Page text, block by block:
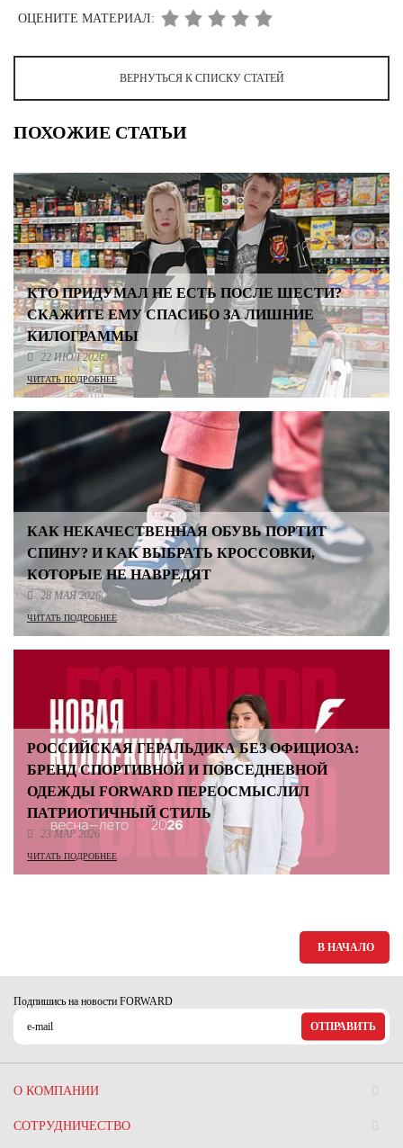
ОЦЕНИТЕ МАТЕРИАЛ:
ВЕРНУТЬСЯ К СПИСКУ СТАТЕЙ
ПОХОЖИЕ СТАТЬИ
КТО ПРИДУМАЛ НЕ ЕСТЬ ПОСЛЕ ШЕСТИ?
СКАЖИТЕ ЕМУ СПАСИБО ЗА ЛИШНИЕ
КИЛОГРАММЫ
22 ИЮЛ 2026
ЧИТАТЬ ПОДРОБНЕЕ
КАК НЕКАЧЕСТВЕННАЯ ОБУВЬ ПОРТИТ
СПИНУ? И КАК ВЫБРАТЬ КРОССОВКИ,
КОТОРЫЕ НЕ НАВРЕДЯТ
28 МАЯ 2026
ЧИТАТЬ ПОДРОБНЕЕ
РОССИЙСКАЯ ГЕРАЛЬДИКА БЕЗ ОФИЦИОЗА:
БРЕНД СПОРТИВНОЙ И ПОВСЕДНЕВНОЙ
ОДЕЖДЫ FORWARD ПЕРЕОСМЫСЛИЛ
ПАТРИОТИЧНЫЙ СТИЛЬ
23 МАР 2026
ЧИТАТЬ ПОДРОБНЕЕ
В НАЧАЛО
Подпишись на новости FORWARD
ОТПРАВИТЬ
О КОМПАНИИ
СОТРУДНИЧЕСТВО